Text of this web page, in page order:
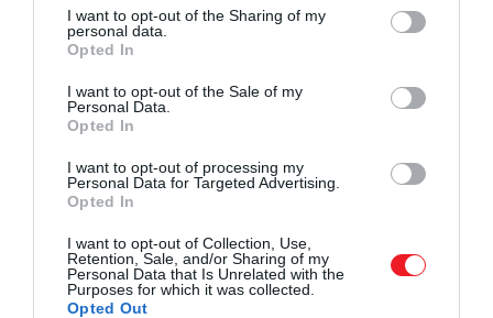
not limited to your visit or usage behaviour. You may click to
grant or deny consent to Google and its third-party tags to
use your data for below specified purposes in below Google
consent section.
I want to opt-out of the Sharing of my
personal data.
Opted In
I want to opt-out of the Sale of my
Personal Data.
Opted In
I want to opt-out of processing my
Personal Data for Targeted Advertising.
Opted In
I want to opt-out of Collection, Use,
Retention, Sale, and/or Sharing of my
Personal Data that Is Unrelated with the
Purposes for which it was collected.
Opted Out
Steven Spielbergproducerként közbelépett, és
egyértelművé tette, hogy esze ágában sincs
Crispin Glover nem tért vissza a
folytatásokra és ezzel precedenst
teremtett
A trilógia első részében George McFly-t
Crispin
Gloverjátszotta, aki a folytatásokhoz magasabb
fizetést kért, a stúdió ebből nem engedett, és végül